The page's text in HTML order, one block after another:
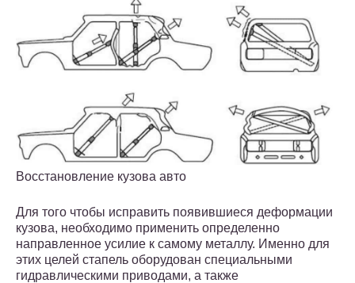
Восстановление кузова авто
Для того чтобы исправить появившиеся деформации
кузова, необходимо применить определенно
направленное усилие к самому металлу. Именно для
этих целей стапель оборудован специальными
гидравлическими приводами, а также